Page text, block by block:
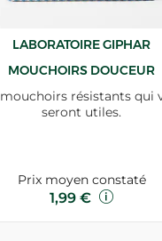
LABORATOIRE GIPHAR
MOUCHOIRS DOUCEUR
mouchoirs résistants qui
seront utiles.
Prix moyen constaté
1,99 €